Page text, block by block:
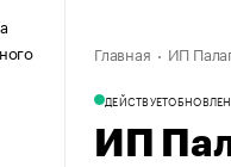
Главная ИП
ДЕЙСТВУЕТ
ИП